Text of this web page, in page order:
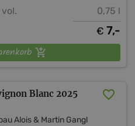
vol. 0,75 l
€ 7,-
Blanc 2025
Alois & Martin Gangl